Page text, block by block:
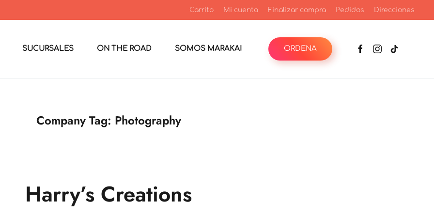
Carrito Mi cuenta Finalizar compra Pedidos Direcciones
SUCURSALES ON THE ROAD SOMOS MARAKAI ORDENA
Company Tag: Photography
Harry’s Creations